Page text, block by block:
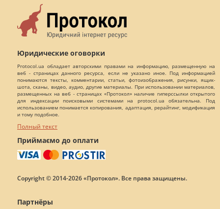
Юридические оговорки
Protocol.ua обладает авторскими правами на информацию, размещенную на
веб - страницах данного ресурса, если не указано иное. Под информацией
понимаются тексты, комментарии, статьи, фотоизображения, рисунки, ящик-
шота, сканы, видео, аудио, другие материалы. При использовании материалов,
размещенных на веб - страницах «Протокол» наличие гиперссылки открытого
для индексации поисковыми системами на protocol.ua обязательна. Под
использованием понимается копирования, адаптация, рерайтинг, модификация
и тому подобное.
Полный текст
Приймаємо до оплати
Copyright © 2014-2026 «Протокол». Все права защищены.
Партнёры